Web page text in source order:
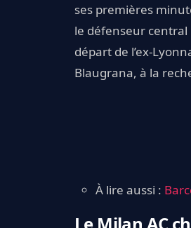
ses premières
le défenseur central
départ de l’ex-
Blaugrana, à la
À lire aussi :
Le Milan AC